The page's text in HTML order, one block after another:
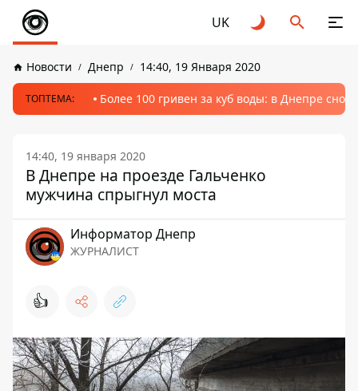
UK
Новости Днепр 14:40, 19 Января 2020
ТОПТЕМА: Более 100 гривен за куб воды: в Днепре
14:40, 19 января 2020
В Днепре на проезде Гальченко
мужчина спрыгнул моста
Информатор Днепр
ЖУРНАЛИСТ
👍